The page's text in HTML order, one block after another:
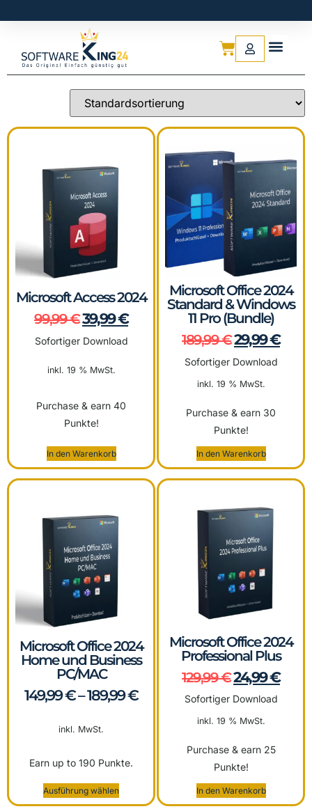
Microsoft Access 2024
99,99€39,99€
Sofortiger Download
inkl. 19 % MwSt.
Purchase & earn 40
Punkte!
In den Warenkorb
Microsoft Office 2024
Standard & Windows
11 Pro (Bundle)
189,99€29,99€
Sofortiger Download
inkl. 19 % MwSt.
Purchase & earn 30
Punkte!
In den Warenkorb
Microsoft Office 2024
Home und Business
PC/MAC
149,99€–189,99€
inkl. MwSt.
Earn up to 190 Punkte.
Ausführung wählen
Microsoft Office 2024
Professional Plus
129,99€24,99€
Sofortiger Download
inkl. 19 % MwSt.
Purchase & earn 25
Punkte!
In den Warenkorb